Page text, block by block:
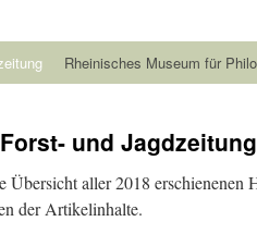
Rheinisches Museum für
und
Übersicht aller 2018
der Artikelinhalte.